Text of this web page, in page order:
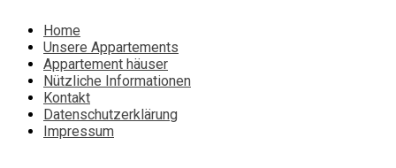
Home
Unsere Appartements
Appartement häuser
Nützliche Informationen
Kontakt
Datenschutzerklärung
Impressum